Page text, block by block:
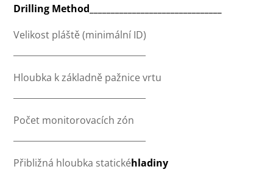
Drilling Method_______________________________
Velikost pláště (minimální ID)
Hloubka k základně pažnice vrtu
Počet monitorovacích zón
Přibližná hloubka statickéhladiny